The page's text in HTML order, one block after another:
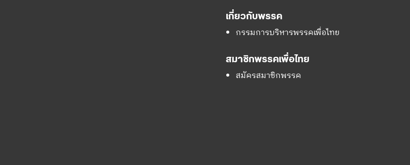
เกี่ยวกับพรรค
กรรมการบริหารพรรคเพื่อไทย
สมาชิกพรรคเพื่อไทย
สมัครสมาชิกพรรค